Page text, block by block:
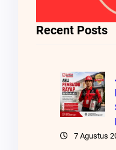
Recent Posts
7 Agustus